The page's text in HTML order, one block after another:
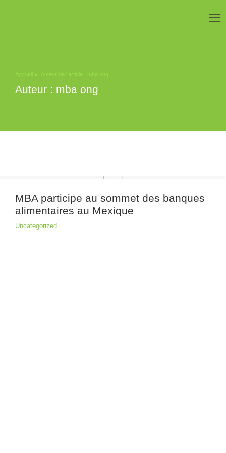
Vous êtes ici :
Accueil Auteur de l’article : mba ong
Auteur : mba ong
MBA participe au sommet des banques
alimentaires au Mexique
Uncategorized